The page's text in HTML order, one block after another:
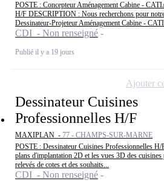
POSTE : Concepteur Aménagement Cabine -
H/F DESCRIPTION : Nous recherchons pour
Dessinateur-Projeteur Aménagement Cabine -
CDI - Non renseigné
Publié il y a 19 jours
Dessinateur Cuisines
Professionnelles H/F
MAXIPLAN - 77 - CHAMPS-SUR-MARNE
POSTE : Dessinateur Cuisines Professionnelles
plans d'implantation 2D et les vues 3D des
relevés de cotes et des souhaits...
CDI - Non renseigné
Ajouter